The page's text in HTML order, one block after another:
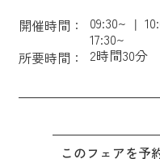
開催時間： 09:30~
17:30~
所要時間：
2時間30分
このフェアを予